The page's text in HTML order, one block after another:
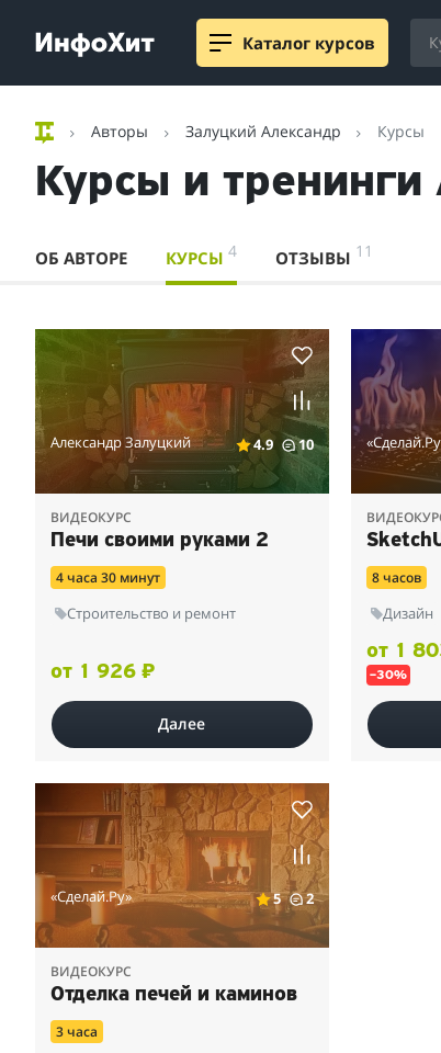
Каталог курсов
Авторы Залуцкий Александр Курсы
Курсы и тренинги
ОБ АВТОРЕ КУРСЫ4 ОТЗЫВЫ 11
Александр Залуцкий 4.9 10
ВИДЕОКУРС
Печи своими руками 2
4 часа 30 минут
Строительство и ремонт
от 1 926 ₽
Далее
8 часов
Дизайн
от 1
–30%
«Сделай.Ру» 5 2
ВИДЕОКУРС
Отделка печей и каминов
3 часа